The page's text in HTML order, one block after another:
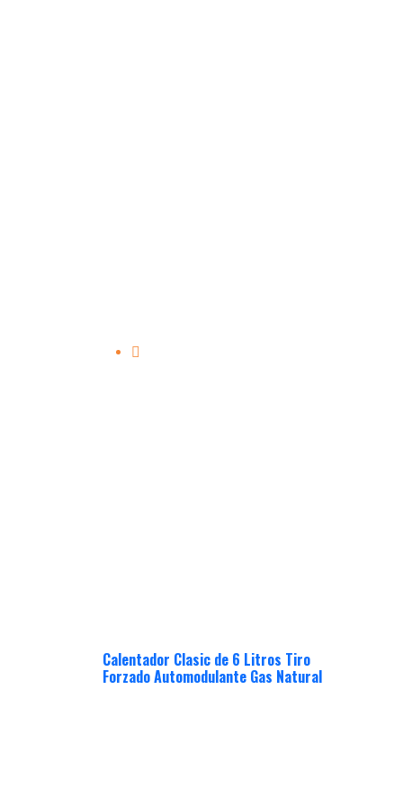
Calentador Clasic de 6 Litros Tiro
Forzado Automodulante Gas Natural